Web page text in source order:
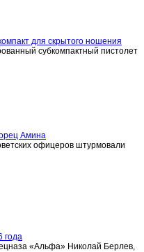
для скрытого ношения
субкомпактный пистолет
Амина
офицеров штурмовали
года
«Альфа» Николай Берлев,